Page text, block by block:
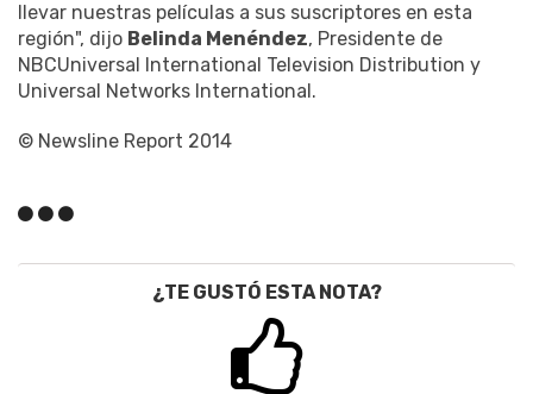
llevar nuestras películas a sus suscriptores en esta
región", dijo Belinda Menéndez, Presidente de
NBCUniversal International Television Distribution y
Universal Networks International.
© Newsline Report 2014
¿TE GUSTÓ ESTA NOTA?